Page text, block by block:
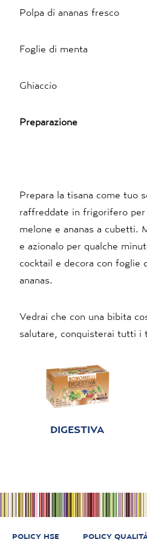
Polpa di ananas fresco
Foglie di menta
Ghiaccio
Preparazione
Prepara la tisana come tuo
raffreddate in frigorifero per
melone e ananas a
e azionalo per qualche
cocktail e decora con foglie
ananas.
Vedrai che con una bibita
salutare, conquisterai tutti i
DIGESTIVA
POLICY HSE POLICY